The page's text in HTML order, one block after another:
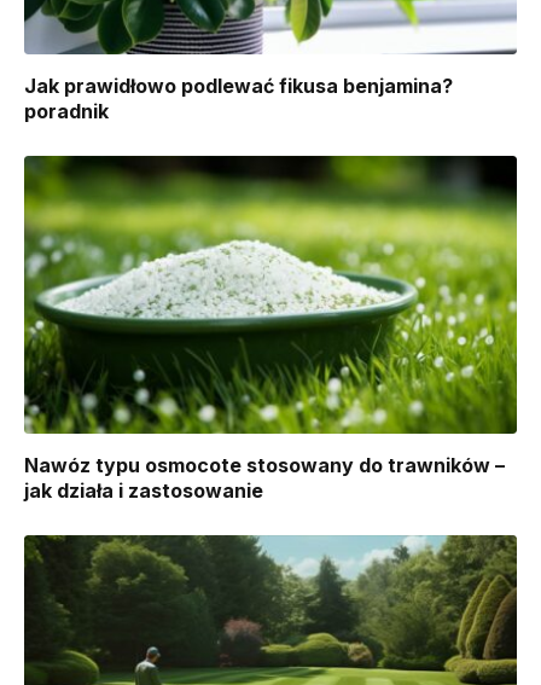
Jak prawidłowo podlewać fikusa benjamina?
poradnik
Nawóz typu osmocote stosowany do trawników –
jak działa i zastosowanie